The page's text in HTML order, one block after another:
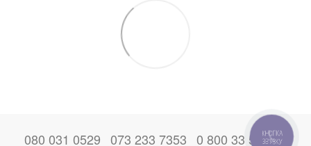
080 031 0529 073 233 7353 0 800 33 52 06
КНОПКА
ЗВ'ЯЗКУ